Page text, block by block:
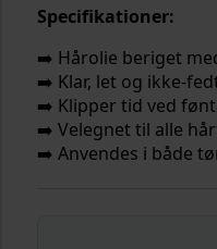
Specifikationer:
➡️ Hårolie beriget
➡️ Klar, let og ikke-
➡️ Klipper tid ved
➡️ Velegnet til alle
➡️ Anvendes i både